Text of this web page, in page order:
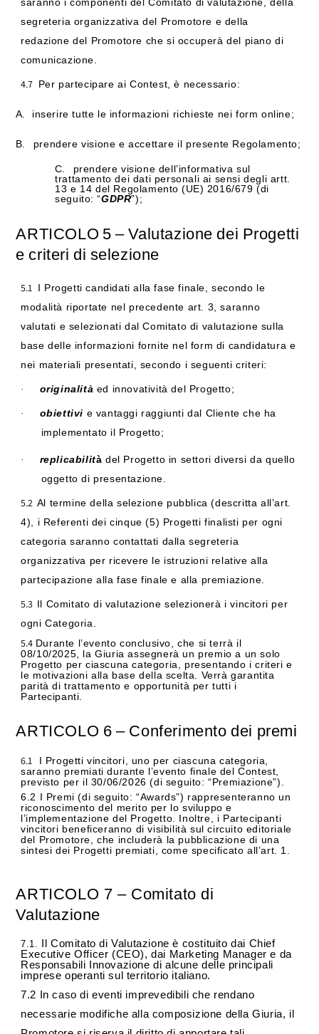
segreteria organizzativa del Promotore e della
redazione del Promotore che si occuperà del piano di
comunicazione.
4.7 Per partecipare ai Contest, è necessario:
A. inserire tutte le informazioni richieste nei form online;
B. prendere visione e accettare il presente Regolamento;
C.
prendere visione dell’informativa sul
trattamento dei dati personali ai sensi degli artt.
13 e 14 del Regolamento (UE) 2016/679 (di
seguito: “GDPR”);
ARTICOLO 5 – Valutazione dei Progetti
e criteri di selezione
5.1 I Progetti candidati alla fase finale, secondo le
modalità riportate nel precedente art. 3, saranno
valutati e selezionati dal Comitato di valutazione sulla
base delle informazioni fornite nel form di candidatura e
nei materiali presentati, secondo i seguenti criteri:
· originalità ed innovatività del Progetto;
· obiettivi e vantaggi raggiunti dal Cliente che ha
implementato il Progetto;
· replicabilità del Progetto in settori diversi da quello
oggetto di presentazione.
5.2 Al termine della selezione pubblica (descritta all’art.
4), i Referenti dei cinque (5) Progetti finalisti per ogni
categoria saranno contattati dalla segreteria
organizzativa per ricevere le istruzioni relative alla
partecipazione alla fase finale e alla premiazione.
5.3 Il Comitato di valutazione selezionerà i vincitori per
ogni Categoria.
5.4 Durante l’evento conclusivo, che si terrà il
08/10/2025, la Giuria assegnerà un premio a un solo
Progetto per ciascuna categoria, presentando i criteri e
le motivazioni alla base della scelta. Verrà garantita
parità di trattamento e opportunità per tutti i
Partecipanti.
ARTICOLO 6 – Conferimento dei premi
6.1
I Progetti vincitori, uno per ciascuna categoria,
saranno premiati durante l’evento finale del Contest,
previsto per il 30/06/2026 (di seguito: “Premiazione”).
6.2 I Premi (di seguito: “Awards”) rappresenteranno un
riconoscimento del merito per lo sviluppo e
l’implementazione del Progetto. Inoltre, i Partecipanti
vincitori beneficeranno di visibilità sul circuito editoriale
del Promotore, che includerà la pubblicazione di una
sintesi dei Progetti premiati, come specificato all’art. 1.
ARTICOLO 7 – Comitato di
Valutazione
7.1.
Il Comitato di Valutazione è costituito dai Chief
Executive Officer (CEO), dai Marketing Manager e da
Responsabili Innovazione di alcune delle principali
imprese operanti sul territorio italiano.
7.2 In caso di eventi imprevedibili che rendano
necessarie modifiche alla composizione della Giuria, il